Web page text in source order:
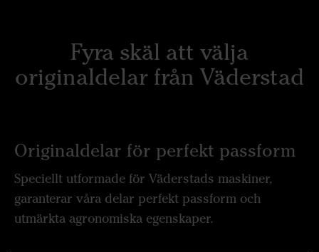
Fyra skäl att välja
originaldelar från Väderstad
Originaldelar för perfekt passform
Speciellt utformade för Väderstads maskiner,
garanterar våra delar perfekt passform och
utmärkta agronomiska egenskaper.